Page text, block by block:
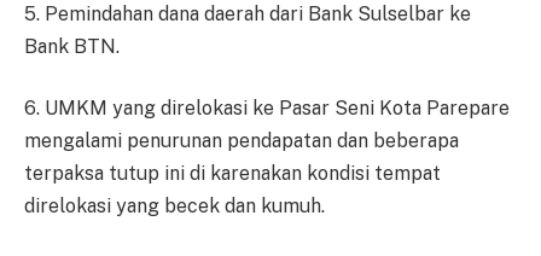
5. Pemindahan dana daerah dari Bank Sulselbar ke
Bank BTN.
6. UMKM yang direlokasi ke Pasar Seni Kota Parepare
mengalami penurunan pendapatan dan beberapa
terpaksa tutup ini di karenakan kondisi tempat
direlokasi yang becek dan kumuh.